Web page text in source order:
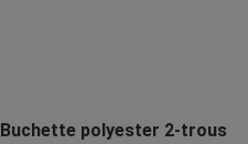
Buchette polyester 2-trous